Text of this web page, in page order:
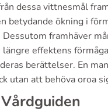
dessa vittnesmål
betydande ökning i
framhäver
effektens
berättelser. En
utan att behöva oroa